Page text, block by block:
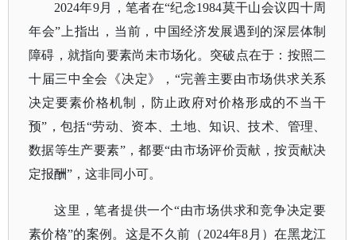
2024年9月，笔者在“纪念1984莫干山会议四十周
年会”上指出，当前，中国经济发展遇到的深层体制
障碍，就指向要素尚未市场化。突破点在于：按照二
十届三中全会《决定》，“完善主要由市场供求关系
决定要素价格机制，防止政府对价格形成的不当干
预”，包括“劳动、资本、土地、知识、技术、管理、
数据等生产要素”，都要“由市场评价贡献，按贡献决
定报酬”，这非同小可。
这里，笔者提供一个“由市场供求和竞争决定要
素价格”的案例。这是不久前（2024年8月）在黑龙江